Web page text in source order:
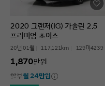
2020 그랜저(IG) 가솔린 2.5
프리미엄 초이스
20년 01월 117,121km 129마4239
1,870만원
할부월 24만원